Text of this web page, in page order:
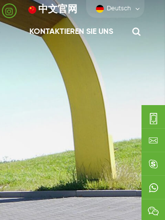
中文官网 Deutsch
KONTAKTIEREN SIE UNS
0086-
0592-